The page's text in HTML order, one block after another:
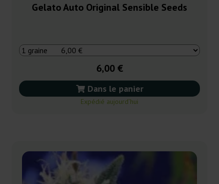
Gelato Auto Original Sensible Seeds
6,00 €
Dans le panier
Expédié aujourd’hui